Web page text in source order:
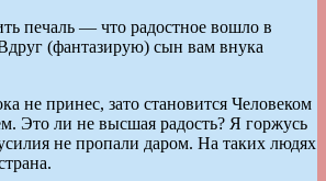
печаль — что радостное вошло в
(фантазирую) сын вам внука
не принес, зато становится Человеком
Это ли не высшая радость? Я горжусь
не пропали даром. На таких людях